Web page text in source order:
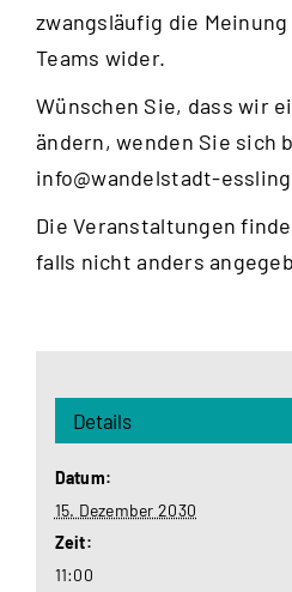
zwangsläufig die
Teams wider.
Wünschen Sie, dass wir
ändern, wenden Sie sich
info@wandelstadt-
Die Veranstaltungen
falls nicht anders
Details
Datum:
15. Dezember 2030
Zeit:
11:00